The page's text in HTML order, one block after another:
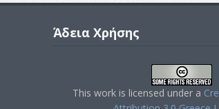
Άδεια Χρήσης
This work is licensed under a